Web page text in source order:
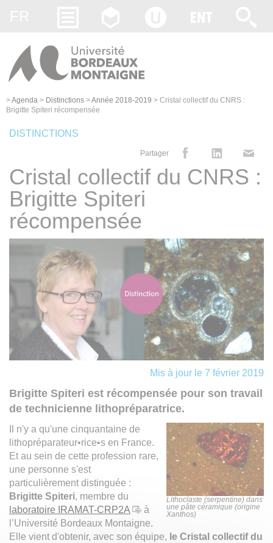
>Agenda > Distinctions >Année 2018-2019 > Cristal collectif du CNRS :
Brigitte Spiteri récompensée
DISTINCTIONS
Partager
Cristal collectif du CNRS :
Brigitte Spiteri
récompensée
Mis à jour le 7 février 2019
Brigitte Spiteri est récompensée pour son travail
de technicienne lithopréparatrice.
Lithoclaste (serpentine) dans
une pâte céramique (origine
Xanthos)
Il n'y a qu'une cinquantaine de
lithopréparateur•rice•s en France.
Et au sein de cette profession rare,
une personne s'est
particulièrement distinguée :
Brigitte Spiteri, membre du
laboratoire IRAMAT-CRP2A
à
l’Université Bordeaux Montaigne.
Elle vient d'obtenir, avec son équipe, le Cristal collectif du